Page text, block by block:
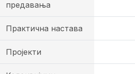
предавања
Практична настава
Пројекти